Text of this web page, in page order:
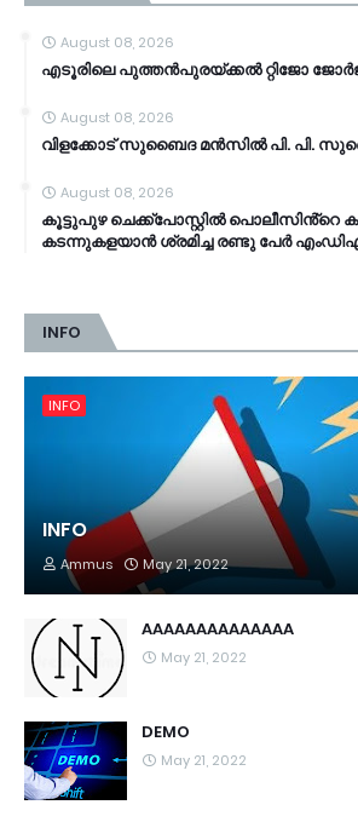
August 08, 2026
എടൂരിലെ പുത്തൻപുരയ്ക്കൽ റ്റിജോ
August 08, 2026
വിളക്കോട് സുബൈദ മൻസിൽ പി. പി.
August 08, 2026
കൂട്ടുപുഴ ചെക്ക്പോസ്റ്റിൽ പൊലീസിൻ്റെ
കടന്നുകളയാൻ ശ്രമിച്ച രണ്ടു പേർ
INFO
INFO
INFO
Ammus May 21, 2022
AAAAAAAAAAAAAA
May 21, 2022
DEMO
May 21, 2022